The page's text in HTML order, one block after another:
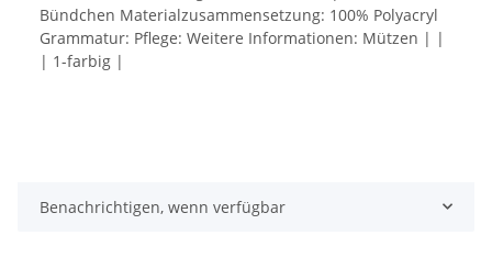
Bündchen Materialzusammensetzung: 100% Polyacryl
Grammatur: Pflege: Weitere Informationen: Mützen | |
| 1-farbig |
Benachrichtigen, wenn verfügbar